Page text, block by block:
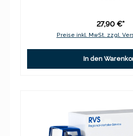
27,90 €*
Preise inkl. MwSt. zzgl.
In den